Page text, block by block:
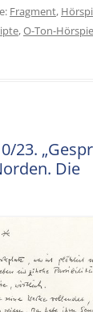
Fragment,
,O-Ton-
23.
Die